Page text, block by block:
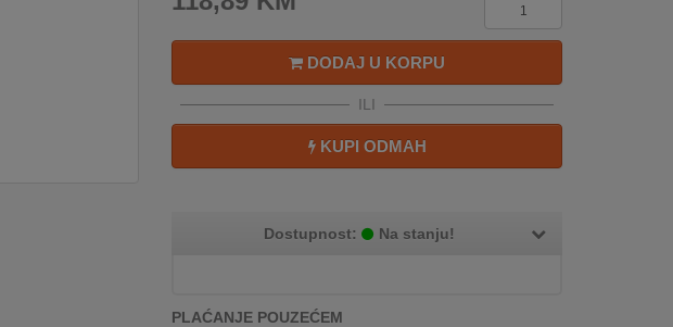
DODAJ U KORPU
ILI
KUPI ODMAH
Dostupnost: Na stanju!
PLAĆANJE POUZEĆEM